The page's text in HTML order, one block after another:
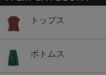
トップス
ボトムス